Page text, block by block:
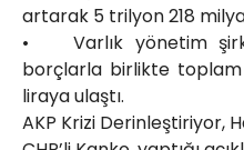
artarak 5 trilyon 218
• Varlık yönetim
borçlarla birlikte
liraya ulaştı.
AKP Krizi Derinleştiriyor,